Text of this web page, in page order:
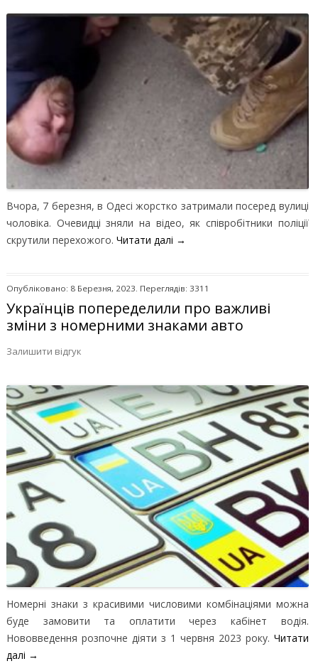
Вчора, 7 березня, в Одесі жорстко затримали посеред вулиці
чоловіка. Очевидці зняли на відео, як співробітники поліції
скрутили перехожого. Читати далі →
Опубліковано: 8 Березня, 2023. Переглядів: 3311
Українців попеределили про важливі
зміни з номерними знаками авто
Залишити відгук
Номерні знаки з красивими числовими комбінаціями можна
буде замовити та оплатити через кабінет водія.
Нововведення розпочне діяти з 1 червня 2023 року. Читати
далі →